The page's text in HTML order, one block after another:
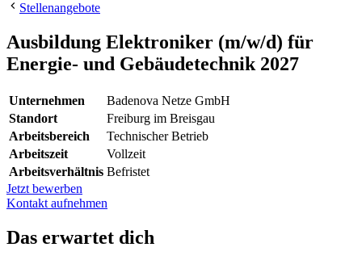
Stellenangebote
Ausbildung Elektroniker (m/w/d) für
Energie- und Gebäudetechnik 2027
Unternehmen
Badenova Netze GmbH
Standort
Freiburg im Breisgau
Arbeitsbereich
Technischer Betrieb
Arbeitszeit
Vollzeit
Arbeitsverhältnis Befristet
Jetzt bewerben
Kontakt aufnehmen
Das erwartet dich